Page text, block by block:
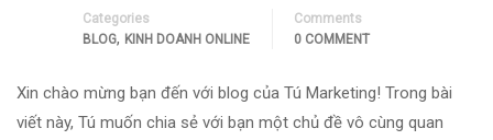
Categories
BLOG, KINH DOANH ONLINE
Comments
0 COMMENT
Xin chào mừng bạn đến với blog của Tú Marketing! Trong bài
viết này, Tú muốn chia sẻ với bạn một chủ đề vô cùng quan